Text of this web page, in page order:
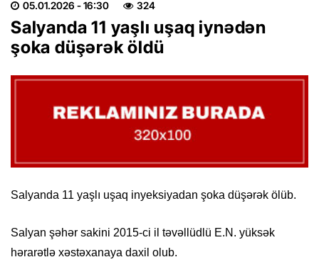
05.01.2026 - 16:30 324
Salyanda 11 yaşlı uşaq iynədən
şoka düşərək öldü
Salyanda 11 yaşlı uşaq inyeksiyadan şoka düşərək ölüb.
Salyan şəhər sakini 2015-ci il təvəllüdlü E.N. yüksək
hərarətlə xəstəxanaya daxil olub.